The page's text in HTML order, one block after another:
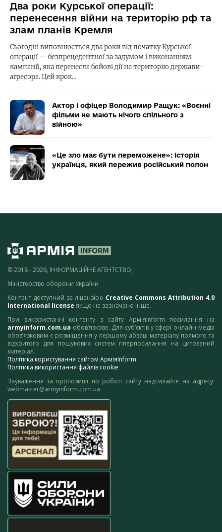
Два роки Курської операції:
перенесення війни на територію рф та
злам планів Кремля
Сьогодні виповнюється два роки від початку Курської
операції — безпрецедентної за задумом і виконанням
кампанії, яка перенесла бойові дії на територію держави-
агресора. Цей крок…
Актор і офіцер Володимир Ращук: «Воєнні
фільми не мають нічого спільного з
війною»
«Це зло має бути переможене»: історія
українця, який пережив російський полон
© 2018 - 2026, ІНФОРМАЦІЙНЕ АГЕНТСТВО,
Міністерство оборони України
Контент доступний за ліцензією Creative Commons Attribution 4.0
International license якщо не зазначено інше.
При використанні контенту з сайту АрміяInform посилання на
armyinform.com.ua обов’язкове. Для суб’єктів у сфері онлайн-медіа
обов’язковим є розміщення у першому абзаці матеріалу прямого та
відкритого для пошукових систем гіперпосилання на цитований
матеріал.
Політика користування сайтом АрміяInform
Політика використання файлів cookie
Зауваження та пропозиції по роботі сайту надсилайте на адресу:
webmaster@armyinform.com.ua